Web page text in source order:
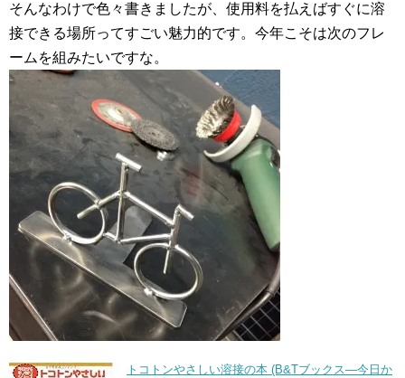
そんなわけで色々書きましたが、使用料を払えばすぐに溶
接できる場所ってすごい魅力的です。今年こそは次のフレ
ームを組みたいですな。
トコトンやさしい溶接の本 (B&Tブックス―今日か